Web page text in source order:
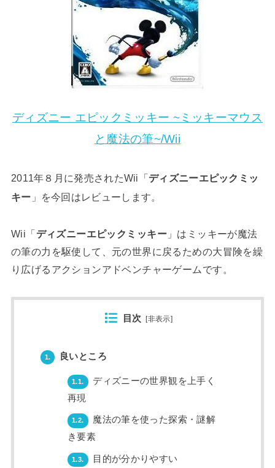
ディズニー エピックミッキー ~ミッキーマウス
と魔法の筆~/Wii
2011年８月に発売されたWii「ディズニーエピックミッ
キー 」を今回はレビューします。
Wii「ディズニーエピックミッキー」はミッキーが魔法
の筆の力を駆使して、元の世界に戻るための大冒険を繰
り広げるアクションアドベンチャーゲームです。
目次 [非表示]
1. 良いところ
1.1.
ディズニーの世界観を上手く
再現
1.2.
魔法の筆を使った探索・謎解
き要素
1.3. 目的が分かりやすい